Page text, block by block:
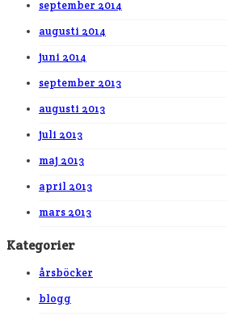
september 2014
augusti 2014
juni 2014
september 2013
augusti 2013
juli 2013
maj 2013
april 2013
mars 2013
Kategorier
årsböcker
blogg